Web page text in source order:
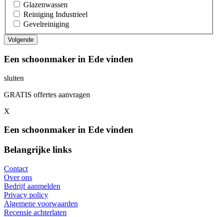
Glazenwassen
Reiniging Industrieel
Gevelreiniging
Een schoonmaker in Ede vinden
sluiten
GRATIS offertes aanvragen
X
Een schoonmaker in Ede vinden
Belangrijke links
Contact
Over ons
Bedrijf aanmelden
Privacy policy
Algemene voorwaarden
Recensie achterlaten